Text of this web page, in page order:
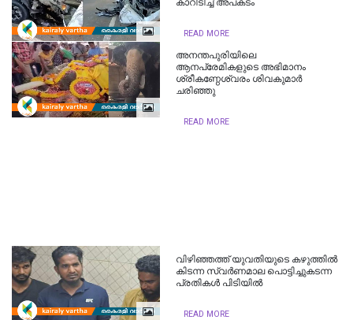
കാറിടിച്ച് അപകടം
READ MORE
അനന്തപുരിയിലെ
ആനപ്രേമികളുടെ അഭിമാനം
ശ്രീകണ്ഠേശ്വരം ശിവകുമാർ
ചരിഞ്ഞു
READ MORE
വിഴിഞ്ഞത്ത് യുവതിയുടെ കഴുത്തിൽ
കിടന്ന സ്വർണമാല പൊട്ടിച്ചുകടന്ന
പ്രതികൾ പിടിയിൽ
READ MORE